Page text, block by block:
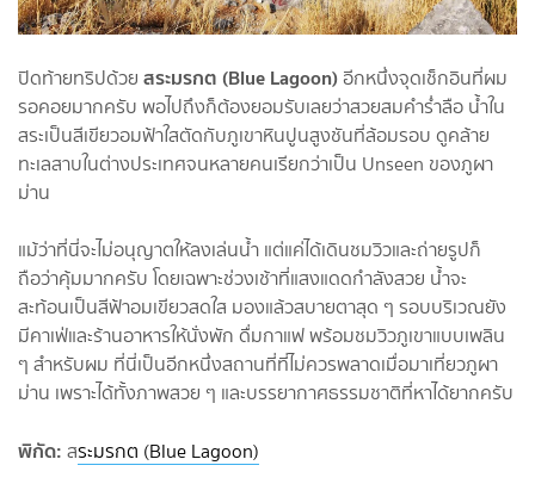
ปิดท้ายทริปด้วย สระมรกต (Blue Lagoon)อีกหนึ่งจุดเช็กอินที่ผม
รอคอยมากครับ พอไปถึงก็ต้องยอมรับเลยว่าสวยสมคำร่ำลือ น้ำใน
สระเป็นสีเขียวอมฟ้าใสตัดกับภูเขาหินปูนสูงชันที่ล้อมรอบ ดูคล้าย
ทะเลสาบในต่างประเทศจนหลายคนเรียกว่าเป็น Unseen ของภูผา
ม่าน
แม้ว่าที่นี่จะไม่อนุญาตให้ลงเล่นน้ำ แต่แค่ได้เดินชมวิวและถ่ายรูปก็
ถือว่าคุ้มมากครับ โดยเฉพาะช่วงเช้าที่แสงแดดกำลังสวย น้ำจะ
สะท้อนเป็นสีฟ้าอมเขียวสดใส มองแล้วสบายตาสุด ๆ รอบบริเวณยัง
มีคาเฟ่และร้านอาหารให้นั่งพัก ดื่มกาแฟ พร้อมชมวิวภูเขาแบบเพลิน
ๆ สำหรับผม ที่นี่เป็นอีกหนึ่งสถานที่ที่ไม่ควรพลาดเมื่อมาเที่ยวภูผา
ม่าน เพราะได้ทั้งภาพสวย ๆ และบรรยากาศธรรมชาติที่หาได้ยากครับ
พิกัด: สระมรกต (Blue Lagoon)